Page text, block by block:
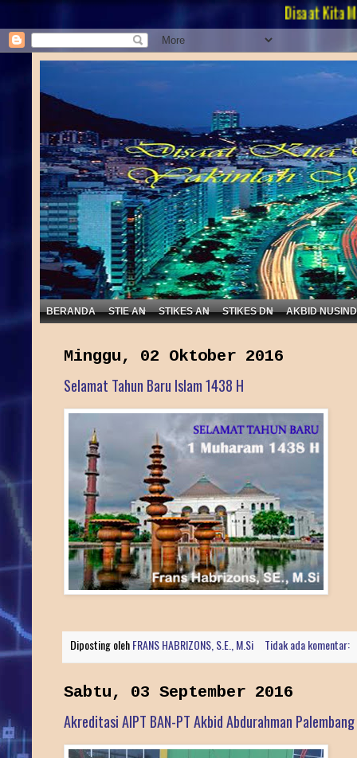
Disaat Kita Masih
BERANDA STIE AN STIKES AN STIKES DN AKBID
Minggu, 02 Oktober 2016
Selamat Tahun Baru Islam 1438 H
Diposting olehFRANS HABRIZONS, S.E., M.Si Tidak ada komentar:
Sabtu, 03 September 2016
Akreditasi AIPT BAN-PT Akbid Abdurahman Palembang